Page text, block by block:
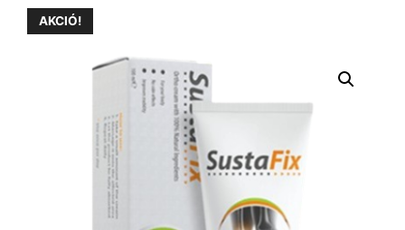
AKCIÓ!